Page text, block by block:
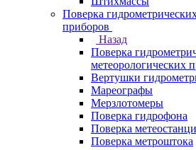
Поверка
приборов
Назад
Поверка
метеорологических
Вертушки
Мареографы
Мерзлотомеры
Поверка гидрофона
Поверка
Поверка метроштока